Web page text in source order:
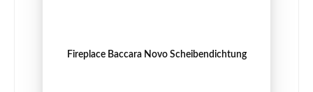
Fireplace Baccara Novo Scheibendichtung